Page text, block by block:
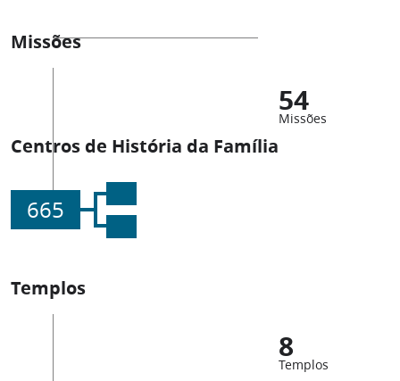
Missões
54
Missões
Centros de História da Família
665
Templos
8
Templos